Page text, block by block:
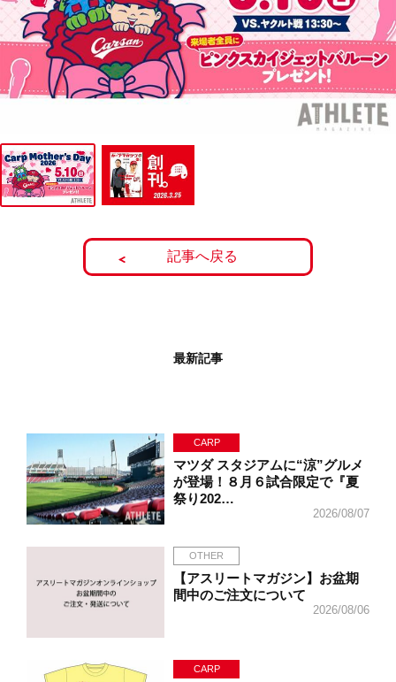
記事へ戻る
最新記事
CARP
マツダ スタジアムに“涼”グルメ
が登場！８月６試合限定で『夏
祭り202…
2026/08/07
OTHER
【アスリートマガジン】お盆期
間中のご注文について
2026/08/06
CARP